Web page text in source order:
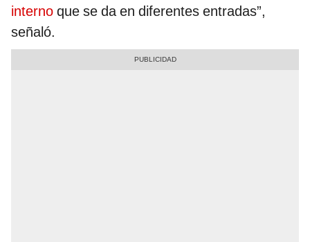
interno que se da en diferentes entradas”,
señaló.